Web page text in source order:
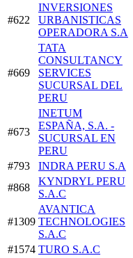
#622
INVERSIONES
URBANISTICAS
OPERADORA S.A
#669
TATA
CONSULTANCY
SERVICES
SUCURSAL DEL
PERU
#673
INETUM
ESPAÑA, S.A. -
SUCURSAL EN
PERU
#793 INDRA PERU S.A
#868
KYNDRYL PERU
S.A.C
#1309
AVANTICA
TECHNOLOGIES
S.A.C
#1574 TURO S.A.C